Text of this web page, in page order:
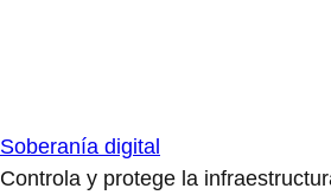
Soberanía digital
Controla y protege la